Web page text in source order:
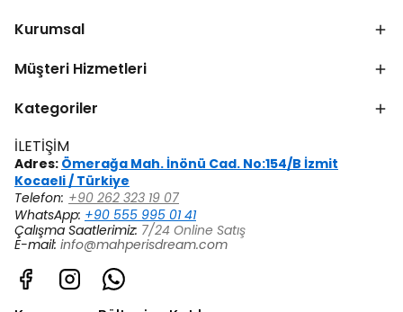
Kurumsal
Müşteri Hizmetleri
Kategoriler
İLETİŞİM
Adres: Ömerağa Mah. İnönü Cad. No:154/B İzmit
Kocaeli / Türkiye
Telefon: +90 262 323 19 07
WhatsApp: +90 555 995 01 41
Çalışma Saatlerimiz: 7/24 Online Satış
E-mail: info@mahperisdream.com